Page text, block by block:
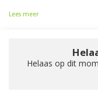
Lees meer
Helaas op dit